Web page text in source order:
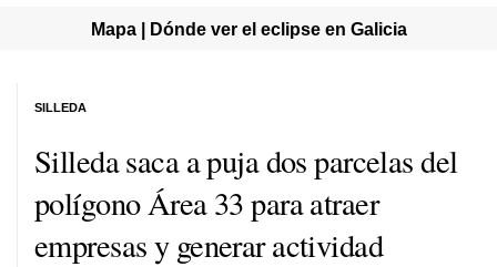
Mapa | Dónde ver el eclipse en Galicia
Silleda saca a puja dos parcelas del
polígono Área 33 para atraer
empresas y generar actividad
SILLEDA